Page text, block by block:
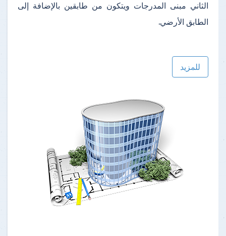
الثاني مبنى المدرجات ويتكون من طابقين بالإضافة إلى
الطابق الأرضي.
للمزيد